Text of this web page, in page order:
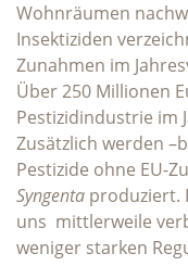
Wohnräumen
Insektiziden
Zunahmen im
Über 250 Millionen
Pestizidindustrie im
Zusätzlich werden
Pestizide ohne EU-
Syngenta produziert.
uns mittlerweile
weniger starken